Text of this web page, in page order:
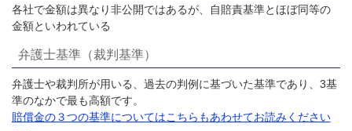
各社で金額は異なり非公開ではあるが、自賠責基準とほぼ同等の
金額といわれている
弁護士基準（裁判基準）
弁護士や裁判所が用いる、過去の判例に基づいた基準であり、 3基
準のなかで最も高額です。
賠償金の３つの基準についてはこちらもあわせてお読みください